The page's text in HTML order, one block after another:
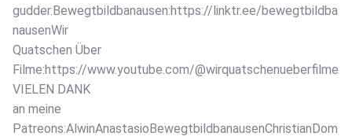
gudder.Bewegtbildbanausen:https://linktr.ee/bewegtbildba
nausenWir
Quatschen Über
Filme:https://www.youtube.com/@wirquatschenueberfilme
VIELEN DANK
an meine
Patreons:AlwinAnastasioBewegtbildbanausenChristianDom